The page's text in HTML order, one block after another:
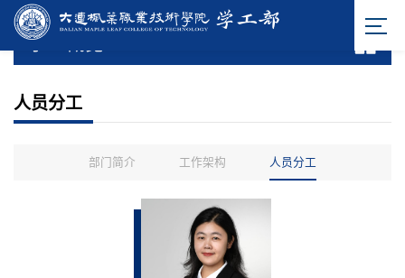
学工概览
人员分工
部门简介 工作架构 人员分工